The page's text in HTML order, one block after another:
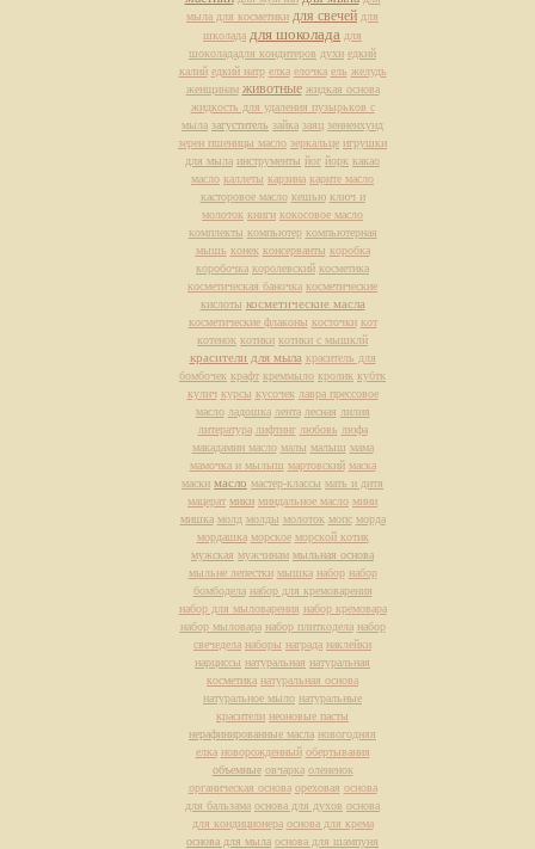
мыла для косметики для свечей для
школада для шоколада для
шоколададля кондитеров духи едкий
калий едкий натр елка елочка ель желудь
женщинам животные жидкая основа
жидкость для удаления пузырьков с
мыла загуститель зайка заяц зенненхунд
зерен пшеницы масло зеркальце игрушки
для мыла инструменты йог йорк какао
масло каллеты карзина карите масло
касторовое масло кешью ключ и
молоток книги кокосовое масло
комплекты компьютер компьютерная
мышь конек консерванты коробка
коробочка королевский косметика
косметическая баночка косметические
кислоты косметические масла
косметические флаконы косточки кот
котенок котики котики с мышклй
красители для мыла краситель для
бомбочек крафт креммыло кролик кубтк
кулич курсы кусочек лавра прессовое
масло ладошка лента лесная лилия
литература лифтинг любовь люфа
макадамии масло малы малыш мама
мамочка и мылыш мартовский маска
маски масло мастер-классы мать и дитя
мацерат мики миндальное масло мини
мишка молд молды молоток мопс морда
мордашка морское морской котик
мужская мужчинам мыльная основа
мыльне лепестки мышка набор набор
бомбодела набор для кремоварения
набор для мыловарения набор кремовара
набор мыловара набор плиткодела набор
свечедела наборы награда наклейки
нарциссы натуральная натуральная
косметика натуральная основа
натуральное мыло натуральные
красители неоновые пасты
нерафинированные масла новогодняя
елка новорожденный обертывания
объемные овчарка олененок
органическая основа ореховая основа
для бальзама основа для духов основа
для кондиционера основа для крема
основа для мыла основа для шампуня